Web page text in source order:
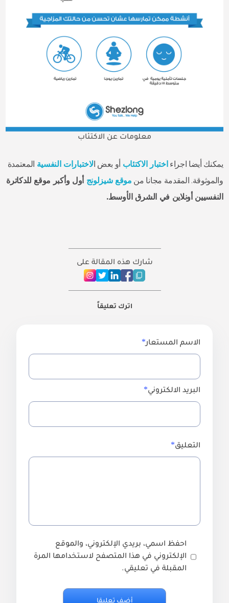
معلومات عن الاكتئاب
يمكنك أيضا اجراءاختبار الاكتئاب أو بعض الاختبارات النفسية المعتمدة
والموثوقة. المقدمة مجانا من موقع شيزلونج أول وأكبر موقع للدكاترة
النفسيين أونلاين في الشرق الأوسط.
شارك هذه المقالة على
اترك تعليقاً
الاسم المستعار
البريد الالكتروني
التعليق
احفظ اسمي، بريدي الإلكتروني، والموقع
الإلكتروني في هذا المتصفح لاستخدامها المرة
المقبلة في تعليقي.